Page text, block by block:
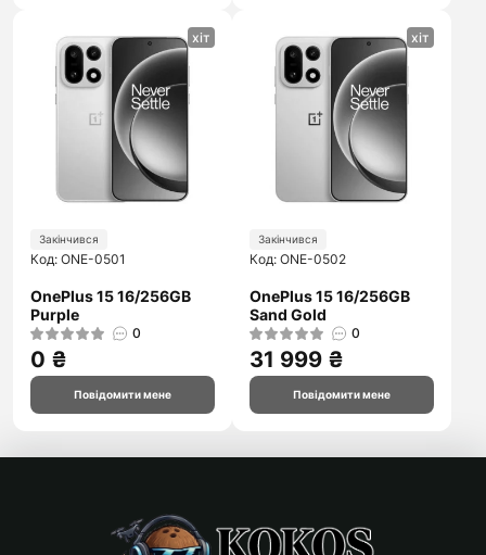
хіт
Закінчився
Код: ONE-0501
OnePlus 15 16/256GB
Purple
0
0 ₴
Повідомити мене
хіт
Закінчився
Код: ONE-0502
OnePlus 15 16/256GB
Sand Gold
0
31 999 ₴
Повідомити мене